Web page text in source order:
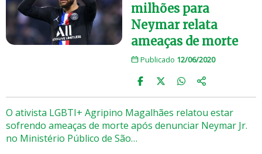
milhões para
Neymar relata
ameaças de morte
Publicado 12/06/2020
O ativista LGBTI+ Agripino Magalhães relatou estar
sofrendo ameaças de morte após denunciar Neymar Jr.
no Ministério Público de São…